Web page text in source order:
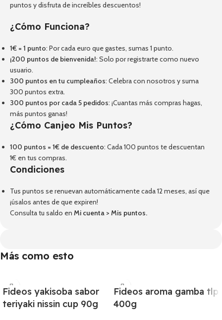
puntos y disfruta de increíbles descuentos!
¿Cómo Funciona?
1€ = 1 punto: Por cada euro que gastes, sumas 1 punto.
¡200 puntos de bienvenida!: Solo por registrarte como nuevo
usuario.
300 puntos en tu cumpleaños: Celebra con nosotros y suma
300 puntos extra.
300 puntos por cada 5 pedidos: ¡Cuantas más compras hagas,
más puntos ganas!
¿Cómo Canjeo Mis Puntos?
100 puntos = 1€ de descuento: Cada 100 puntos te descuentan
1€ en tus compras.
Condiciones
Tus puntos se renuevan automáticamente cada 12 meses, así que
¡úsalos antes de que expiren!
Consulta tu saldo en Mi cuenta > Mis puntos.
Más como esto
Fideos yakisoba sabor
teriyaki nissin cup 90g
Fideos aroma gamba tlp
400g